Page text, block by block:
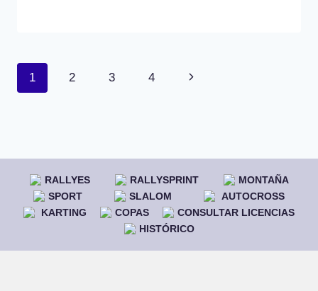
Navegación
1 2 3 4
Siguiente
RALLYES RALLYSPRINT
MONTAÑA
SPORT
SLALOM
AUTOCROSS
KARTING
COPAS
CONSULTAR LICENCIAS
HISTÓRICO